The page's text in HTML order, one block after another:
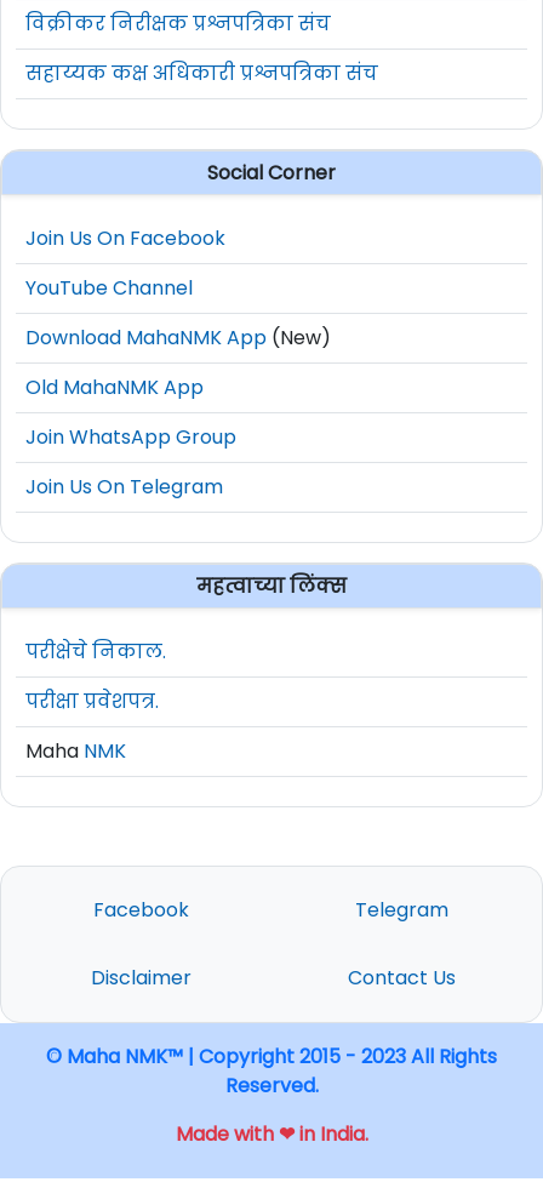
विक्रीकर निरीक्षक प्रश्नपत्रिका संच
सहाय्यक कक्ष अधिकारी प्रश्नपत्रिका संच
Social Corner
Join Us On Facebook
YouTube Channel
Download MahaNMK App (New)
Old MahaNMK App
Join WhatsApp Group
Join Us On Telegram
महत्वाच्या लिंक्स
परीक्षेचे निकाल.
परीक्षा प्रवेशपत्र.
Maha NMK
Facebook Telegram
Disclaimer Contact Us
© Maha NMK™ | Copyright 2015 - 2023 All Rights
Reserved.
Made with ❤ in India.